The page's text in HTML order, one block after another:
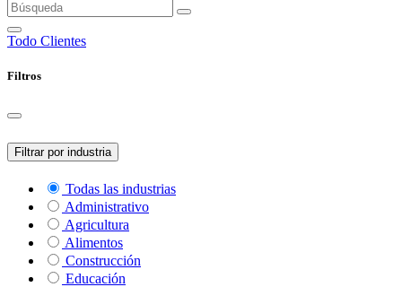
Todo Clientes
Filtros
Filtrar por industria
Todas las industrias
Administrativo
Agricultura
Alimentos
Construcción
Educación